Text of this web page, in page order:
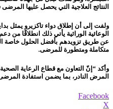
النتائج العلاجية التي يحصل عليها
ولفت إلى أن إطلاق دواء تاكزيرو يمثل
الوعائية الوراثية يأتي ذلك انطلاقًا من
عن طريق تزويدهم بأفضل الحلول خاصة
متكاملة ومتطورة للمرضى.
وأكد “إنّ التعاون مع قطاع الرعاية
المرض النادر، بما يضمن استفادة
Facebook
X